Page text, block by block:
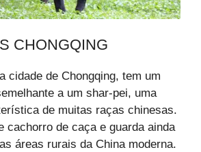
CHONGQING
cidade de Chongqing, tem um
a um shar-pei, uma
de muitas raças chinesas.
cachorro de caça e guarda ainda
áreas rurais da China moderna.